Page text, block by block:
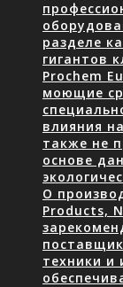
разделе
гигантов
Prochem
моющие
влияния
также не
основе
О
Products,
техники и